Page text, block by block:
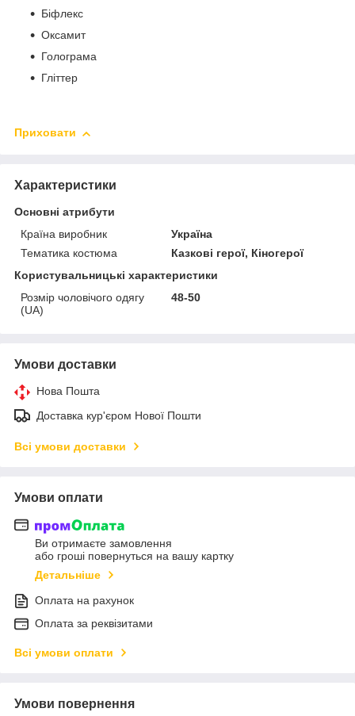
Біфлекс
Оксамит
Голограма
Гліттер
Приховати
Характеристики
Основні атрибути
Країна виробник
Україна
Тематика костюма
Казкові герої, Кіногерої
Користувальницькі характеристики
Розмір чоловічого одягу
(UA)
48-50
Умови доставки
Нова Пошта
Доставка кур'єром Нової Пошти
Всі умови доставки
Умови оплати
Ви отримаєте замовлення
або гроші повернуться на вашу картку
Детальніше
Оплата на рахунок
Оплата за реквізитами
Всі умови оплати
Умови повернення